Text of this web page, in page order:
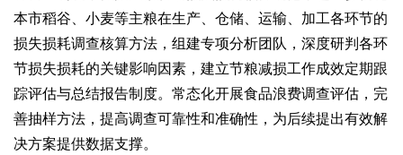
本市稻谷、小麦等主粮在生产、仓储、运输、加工各环节的
损失损耗调查核算方法，组建专项分析团队，深度研判各环
节损失损耗的关键影响因素，建立节粮减损工作成效定期跟
踪评估与总结报告制度。常态化开展食品浪费调查评估，完
善抽样方法，提高调查可靠性和准确性，为后续提出有效解
决方案提供数据支撑。